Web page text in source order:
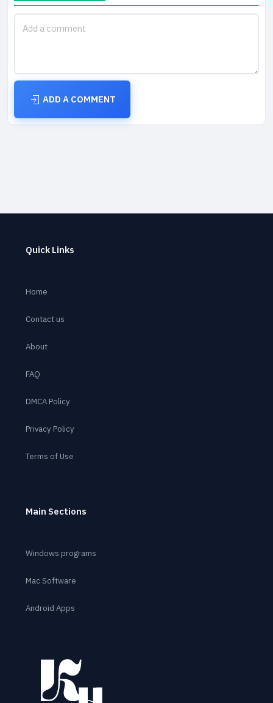
ADD A COMMENT
Quick Links
Home
Contact us
About
FAQ
DMCA Policy
Privacy Policy
Terms of Use
Main Sections
Windows programs
Mac Software
Android Apps